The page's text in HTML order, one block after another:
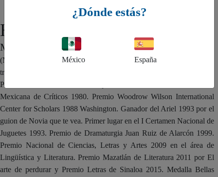
Hugo Hiriart
MÉXICO
(México, 1942). Miembro del SNCA desde 1994. Su obra se ha
traducido al alemán, checo, francés, griego, inglés, italiano y polaco.
Premio Xavier Villaurrutia 1972 por Galaor. Premio de la Asociación
Mexicana de Críticos 1980. Premio Woodrow Wilson International
Center for Scholars 1988 Washington. Ganador del Ariel 1993 por el
guion de Novia que te vea. Primer lugar en el I Certamen Nacional de
Juguetes 1993. Premio de Dramaturgia Juan Ruiz de Alarcón 1999.
Premio Nacional de Ciencias, Letras y Artes 2009 en el área de
Lingüística y Literatura. Premio Mazatlán de Literatura 2011 por El
arte de perdurar y Premio Letras de Sinaloa 2015. Medalla Bellas
¿Dónde estás?
México España